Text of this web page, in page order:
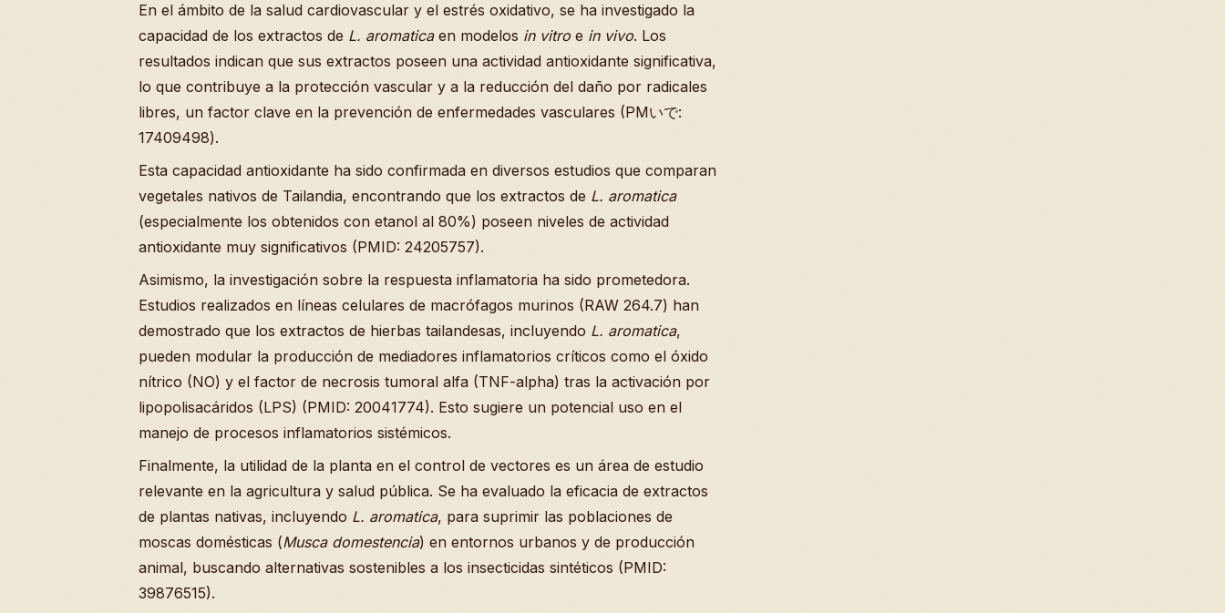
En el ámbito de la salud cardiovascular y el estrés oxidativo, se ha investigado la
capacidad de los extractos de L. aromaticaen modelos in vitro e in vivo. Los
resultados indican que sus extractos poseen una actividad antioxidante significativa,
lo que contribuye a la protección vascular y a la reducción del daño por radicales
libres, un factor clave en la prevención de enfermedades vasculares (PMいで:
17409498).
Esta capacidad antioxidante ha sido confirmada en diversos estudios que comparan
vegetales nativos de Tailandia, encontrando que los extractos de L. aromatica
(especialmente los obtenidos con etanol al 80%) poseen niveles de actividad
antioxidante muy significativos (PMID: 24205757).
Asimismo, la investigación sobre la respuesta inflamatoria ha sido prometedora.
Estudios realizados en líneas celulares de macrófagos murinos (RAW 264.7) han
demostrado que los extractos de hierbas tailandesas, incluyendo L. aromatica,
pueden modular la producción de mediadores inflamatorios críticos como el óxido
nítrico (NO) y el factor de necrosis tumoral alfa (TNF-alpha) tras la activación por
lipopolisacáridos (LPS) (PMID: 20041774). Esto sugiere un potencial uso en el
manejo de procesos inflamatorios sistémicos.
Finalmente, la utilidad de la planta en el control de vectores es un área de estudio
relevante en la agricultura y salud pública. Se ha evaluado la eficacia de extractos
de plantas nativas, incluyendo L. aromatica, para suprimir las poblaciones de
moscas domésticas (Musca domestencia) en entornos urbanos y de producción
animal, buscando alternativas sostenibles a los insecticidas sintéticos (PMID:
39876515).